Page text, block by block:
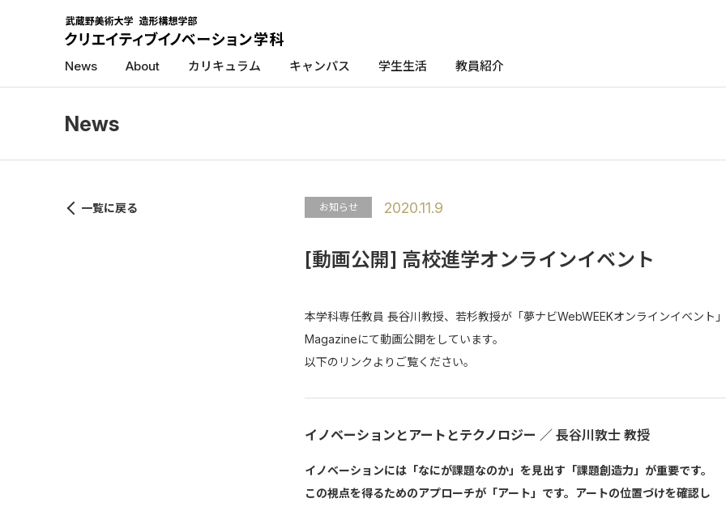
News About カリキュラム キャンパス 学生生活 教員紹介
News
一覧に戻る お知らせ 2020.11.9
[動画公開] 高校進学オンラインイベント
本学科専任教員 長谷川教授、若杉教授が「夢ナビWebWEEKオンラインイベント
Magazineにて動画公開をしています。
以下のリンクよりご覧ください。
イノベーションとアートとテクノロジー ／ 長谷川敦士 教授
イノベーションには「なにが課題なのか」を見出す「課題創造力」が重要です。
この視点を得るためのアプローチが「アート」です。アートの位置づけを確認し